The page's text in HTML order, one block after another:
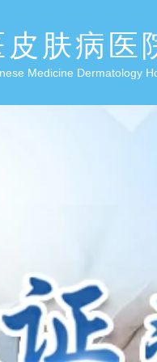
肤病医
Medicine Dermatology